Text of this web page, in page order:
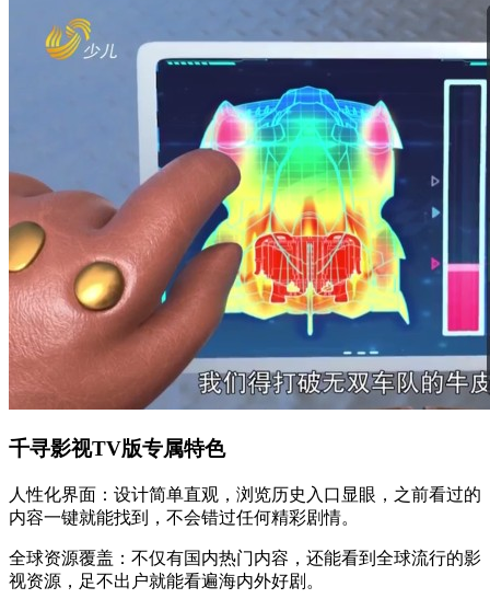
千寻影视TV版专属特色
人性化界面：设计简单直观，浏览历史入口显眼，之前看过的
内容一键就能找到，不会错过任何精彩剧情。
全球资源覆盖：不仅有国内热门内容，还能看到全球流行的影
视资源，足不出户就能看遍海内外好剧。